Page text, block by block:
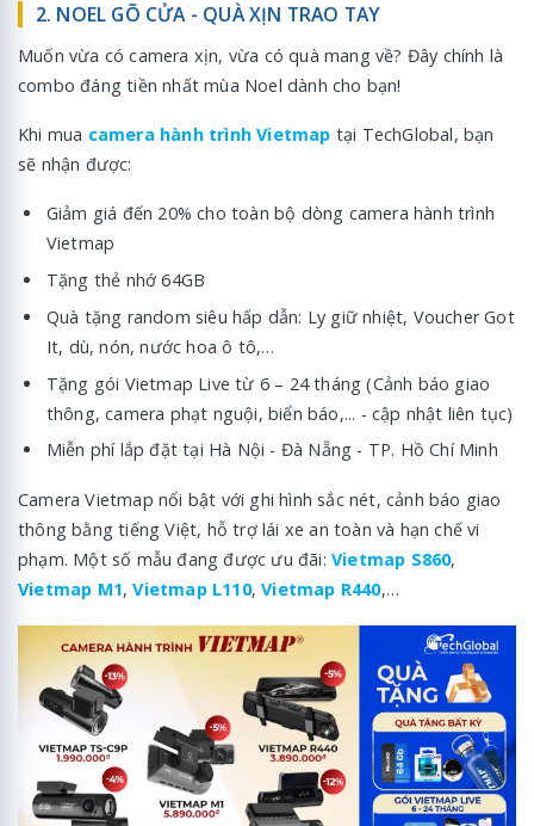
2. NOEL GÕ CỬA - QUÀ XỊN TRAO TAY
Muốn vừa có camera xịn, vừa có quà mang về? Đây chính là
combo đáng tiền nhất mùa Noel dành cho bạn!
Khi mua camera hành trình Vietmap tại TechGlobal, bạn
sẽ nhận được:
Giảm giá đến 20% cho toàn bộ dòng camera hành trình
Vietmap
Tặng thẻ nhớ 64GB
Quà tặng random siêu hấp dẫn: Ly giữ nhiệt, Voucher Got
It, dù, nón, nước hoa ô tô,…
Tặng gói Vietmap Live từ 6 – 24 tháng (Cảnh báo giao
thông, camera phạt nguội, biển báo,... - cập nhật liên tục)
Miễn phí lắp đặt tại Hà Nội - Đà Nẵng - TP. Hồ Chí Minh
Camera Vietmap nổi bật với ghi hình sắc nét, cảnh báo giao
thông bằng tiếng Việt, hỗ trợ lái xe an toàn và hạn chế vi
phạm. Một số mẫu đang được ưu đãi: Vietmap S860,
Vietmap M1,Vietmap L110,Vietmap R440,…